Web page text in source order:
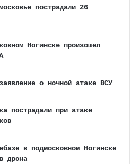
пострадали 26
Ногинске произошел
о ночной атаке ВСУ
пострадали при атаке
в подмосковном Ногинске
дрона